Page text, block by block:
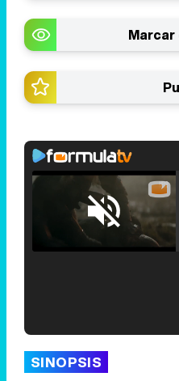
Marcar
Unmute
Loaded:
25.30%
SINOPSIS